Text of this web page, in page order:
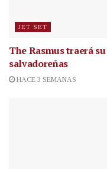
JET SET
The Rasmus traerá
salvadoreñas
HACE 3 SEMANAS